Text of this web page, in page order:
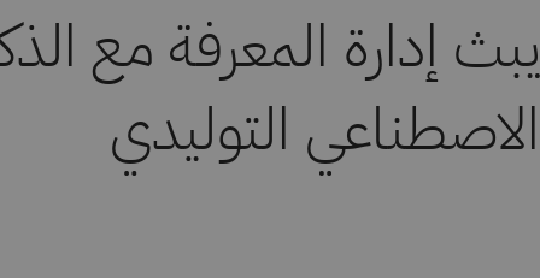
يبث إدارة المعرفة مع
الاصطناعي التوليدي